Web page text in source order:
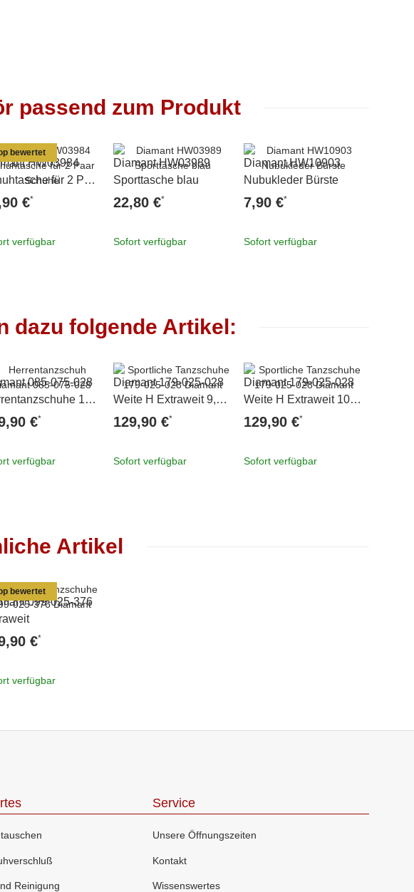
passend zum Produkt
bewertet
HW03984
für 2 Paar
€*
verfügbar
Diamant HW03989
Sporttasche blau
22,80 €*
Sofort verfügbar
Diamant HW10903
Nubukleder Bürste
7,90 €*
Sofort verfügbar
dazu folgende Artikel:
085-075-028
11 =
€*
verfügbar
Diamant 179-025-028
Weite H Extraweit 9,5 =
44
129,90 €*
Sofort verfügbar
Diamant 179-025-028
Weite H Extraweit 10 =
44 2/3
129,90 €*
Sofort verfügbar
Artikel
bewertet
099-025-376
€*
verfügbar
Reinigung
Service
Unsere Öffnungszeiten
Kontakt
Wissenswertes